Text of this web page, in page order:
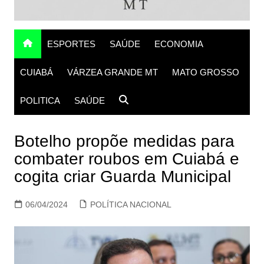
ESPORTES SAÚDE ECONOMIA
CUIABÁ VÁRZEA GRANDE MT MATO GROSSO
POLITICA SAÚDE
Botelho propõe medidas para
combater roubos em Cuiabá e
cogita criar Guarda Municipal
06/04/2024 POLÍTICA NACIONAL